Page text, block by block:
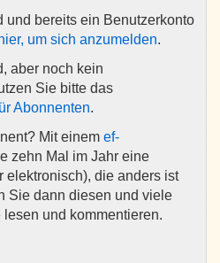
und bereits ein Benutzerkonto
um sich anzumelden.
aber noch kein
Sie bitte das
Abonnenten.
Mit einem ef-
zehn Mal im Jahr eine
elektronisch), die anders ist
Sie dann diesen und viele
und kommentieren.